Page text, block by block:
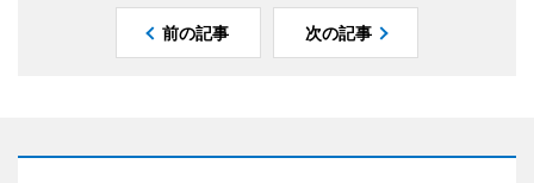
前の記事 次の記事